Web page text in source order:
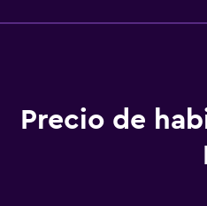
Precio de